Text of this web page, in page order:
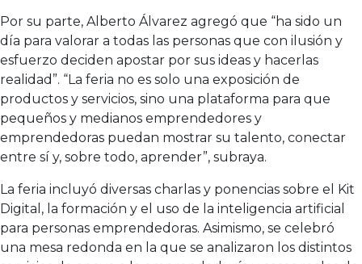
Por su parte, Alberto Álvarez agregó que “ha sido un
día para valorar a todas las personas que con ilusión y
esfuerzo deciden apostar por sus ideas y hacerlas
realidad”. “La feria no es solo una exposición de
productos y servicios, sino una plataforma para que
pequeños y medianos emprendedores y
emprendedoras puedan mostrar su talento, conectar
entre sí y, sobre todo, aprender”, subraya.
La feria incluyó diversas charlas y ponencias sobre el Kit
Digital, la formación y el uso de la inteligencia artificial
para personas emprendedoras. Asimismo, se celebró
una mesa redonda en la que se analizaron los distintos